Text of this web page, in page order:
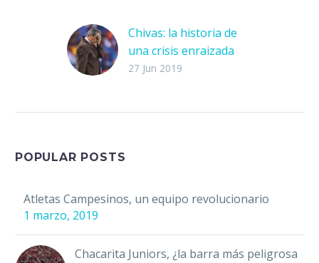
Chivas: la historia de
una crisis enraizada
La nación chiva, los
27 Jun 2019
POPULAR POSTS
Atletas Campesinos, un equipo revolucionario
1 marzo, 2019
Chacarita Juniors, ¿la barra más peligrosa